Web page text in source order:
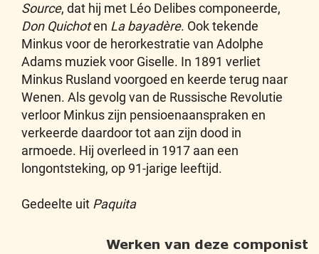
Source, dat hij met Léo Delibes componeerde,
Don Quichoten La bayadère. Ook tekende
Minkus voor de herorkestratie van Adolphe
Adams muziek voor Giselle. In 1891 verliet
Minkus Rusland voorgoed en keerde terug naar
Wenen. Als gevolg van de Russische Revolutie
verloor Minkus zijn pensioenaanspraken en
verkeerde daardoor tot aan zijn dood in
armoede. Hij overleed in 1917 aan een
longontsteking, op 91-jarige leeftijd.
Gedeelte uit Paquita
Werken van deze componist